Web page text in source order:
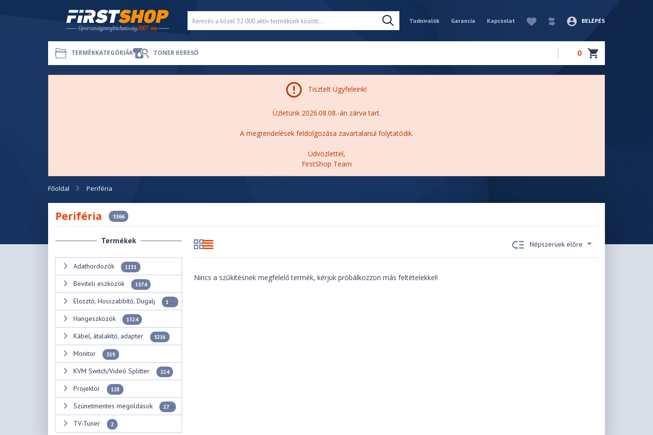
Tudnivalók Garancia Kapcsolat BELÉPÉS
TERMÉKKATEGÓRIÁK TONER KERESŐ 0
Tisztelt Ügyfeleink!
Üzletünk 2026.08.08.-án zárva tart.
A megrendelések feldolgozása zavartalanul folytatódik.
Üdvözlettel,
FirstShop Team
Főoldal Periféria
Periféria 1366
Termékek
Adathordozók 1131
Beviteli eszközök 1574
Elosztó, Hosszabbító, Dugalj 176
Hangeszközök 1324
Kábel, átalakító, adapter 5216
Monitor 519
KVM Switch/Videó Splitter 224
Projektor 128
Szünetmentes megoldások 271
TV-Tuner 2
Népszerüek előre
Nincs a szűkítésnek megfelelő termék, kérjük próbálkozzon más feltételekkel!